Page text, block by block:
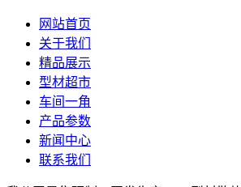
网站首页
关于我们
精品展示
型材超市
车间一角
产品参数
新闻中心
联系我们